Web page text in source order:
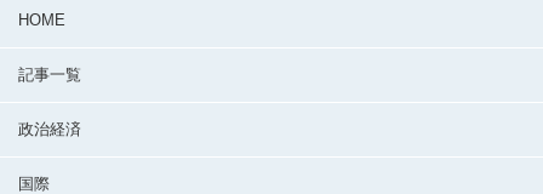
HOME
記事一覧
政治経済
国際